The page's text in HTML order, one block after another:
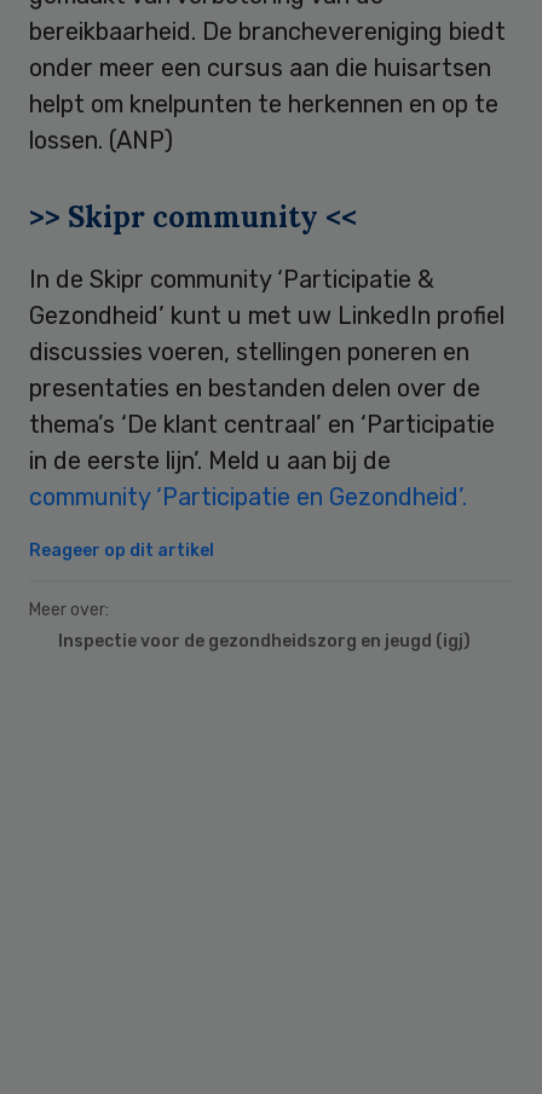
bereikbaarheid. De branchevereniging biedt
onder meer een cursus aan die huisartsen
helpt om knelpunten te herkennen en op te
lossen. (ANP)
>> Skipr community <<
In de Skipr community ‘Participatie &
Gezondheid’ kunt u met uw LinkedIn profiel
discussies voeren, stellingen poneren en
presentaties en bestanden delen over de
thema’s ‘De klant centraal’ en ‘Participatie
in de eerste lijn’. Meld u aan bij de
community ‘Participatie en Gezondheid’.
Reageer op dit artikel
Meer over:
Inspectie voor de gezondheidszorg en jeugd (igj)